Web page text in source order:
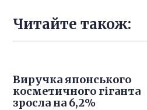
Читайте також:
Виручка японського
косметичного гіганта
зросла на 6,2%